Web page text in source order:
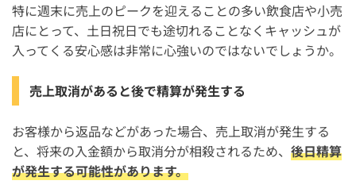
特に週末に売上のピークを迎えることの多い飲食店や小売
店にとって、土日祝日でも途切れることなくキャッシュが
入ってくる安心感は非常に心強いのではないでしょうか。
売上取消があると後で精算が発生する
お客様から返品などがあった場合、売上取消が発生する
と、将来の入金額から取消分が相殺されるため、 後日精算
が発生する可能性があります。